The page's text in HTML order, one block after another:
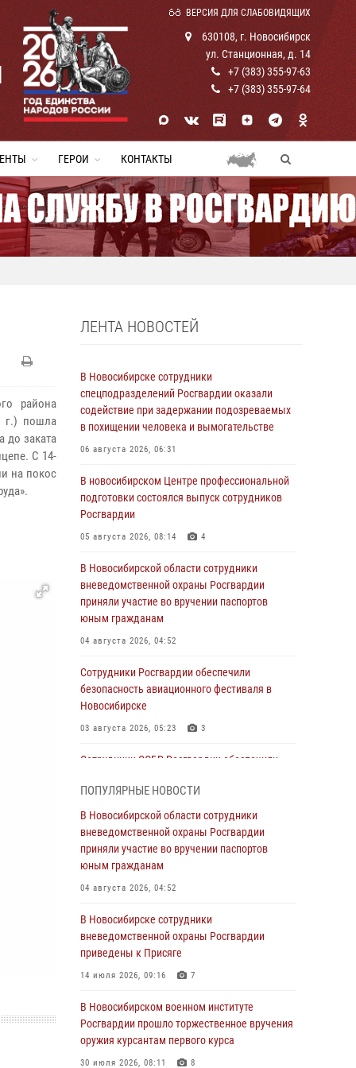
ВЕРСИЯ ДЛЯ СЛАБОВИДЯЩИХ
630108, г. Новосибирск
ул. Станционная, д. 14
+7 (383) 355-97-63
+7 (383) 355-97-64
ГЕРОИ КОНТАКТЫ
района
г.) пошла
до заката
С 14-
на покос
ЛЕНТА НОВОСТЕЙ
В Новосибирске сотрудники
спецподразделений Росгвардии оказали
содействие при задержании подозреваемых
в похищении человека и вымогательстве
06 августа 2026, 06:31
В новосибирском Центре профессиональной
подготовки состоялся выпуск сотрудников
Росгвардии
05 августа 2026, 08:14 4
В Новосибирской области сотрудники
вневедомственной охраны Росгвардии
приняли участие во вручении паспортов
юным гражданам
04 августа 2026, 04:52
Сотрудники Росгвардии обеспечили
безопасность авиационного фестиваля в
Новосибирске
03 августа 2026, 05:23 3
Сотрудники СОБР Росгвардии обеспечили
обысков в рамках расследования серии
мошенничеств
31 июля 2026, 07:52
В Новосибирском военном институте
30 июля 2026, 08:11 8
При силовой поддержке бойцов ОМОН и
СОБР Росгвардии пресечена деятельность
сфере страхования
29 июля 2026, 05:19
В Новосибирске сотрудниками
ПОПУЛЯРНЫЕ НОВОСТИ
В Новосибирской области сотрудники
вневедомственной охраны Росгвардии
приняли участие во вручении паспортов
юным гражданам
04 августа 2026, 04:52
В Новосибирске сотрудники
вневедомственной охраны Росгвардии
приведены к Присяге
14 июля 2026, 09:16 7
В Новосибирском военном институте
Росгвардии прошло торжественное вручения
оружия курсантам первого курса
30 июля 2026, 08:11 8